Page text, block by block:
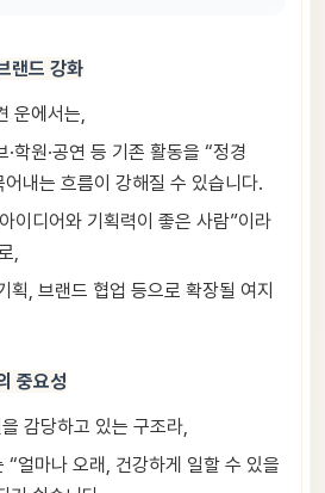
랜드 강화
운에서는,
·학원·공연 등 기존 활동을 “정경
내는 흐름이 강해질 수 있습니다.
이디어와 기획력이 좋은 사람”이라
,
획, 브랜드 협업 등으로 확장될 여지
중요성
감당하고 있는 구조라,
얼마나 오래, 건강하게 일할 수 있을